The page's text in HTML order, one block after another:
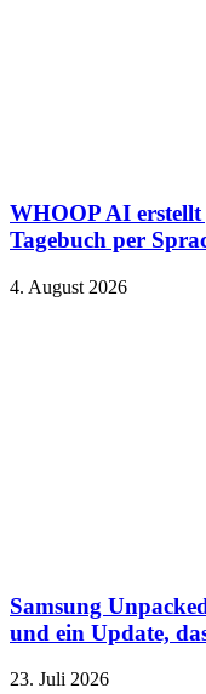
WHOOP AI
Tagebuch per
4. August 2026
Samsung
und ein Update,
23. Juli 2026